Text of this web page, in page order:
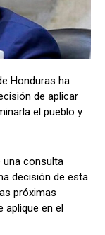
recibiendo
recibiendo
Honduras ha
de aplicar
el pueblo y
una consulta
decisión de esta
próximas
aplique en el